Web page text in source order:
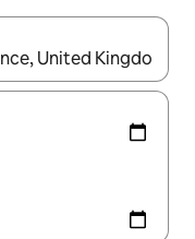
si je procházet pomocí